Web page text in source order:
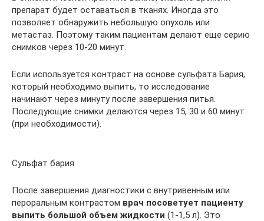
препарат будет оставаться в тканях. Иногда это
позволяет обнаружить небольшую опухоль или
метастаз. Поэтому таким пациентам делают еще серию
снимков через 10-20 минут.
Если используется контраст на основе сульфата Бария,
который необходимо выпить, то исследование
начинают через минуту после завершения питья.
Последующие снимки делаются через 15, 30 и 60 минут
(при необходимости).
Сульфат бария
После завершения диагностики с внутривенным или
пероральным контрастом врач посоветует пациенту
выпить большой объем жидкости (1-1,5 л). Это